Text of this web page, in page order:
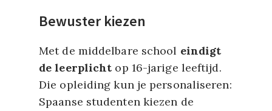
Bewuster kiezen
Met de middelbare school eindigt
de leerplicht op 16-jarige leeftijd.
Die opleiding kun je personaliseren:
Spaanse studenten kiezen de